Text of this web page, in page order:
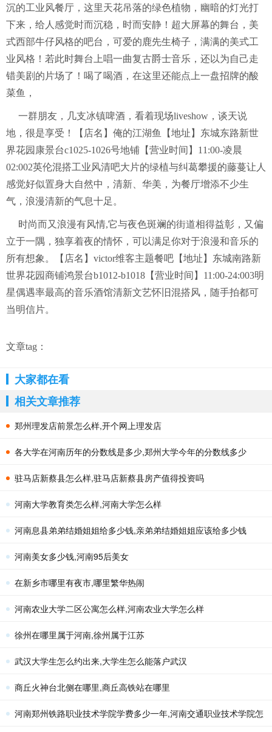
沉的工业风餐厅，这里天花吊落的绿色植物，幽暗的灯光打
下来，给人感觉时而沉稳，时而安静！超大屏幕的舞台，美
式西部牛仔风格的吧台，可爱的鹿先生椅子，满满的美式工
业风格！若此时舞台上唱一曲复古爵士音乐，还以为自己走
错美剧的片场了！喝了喝酒，在这里还能点上一盘招牌的酸
菜鱼，
一群朋友，几支冰镇啤酒，看着现场liveshow，谈天说
地，很是享受！【店名】俺的江湖鱼【地址】东城东路新世
界花园康景台c1025-1026号地铺【营业时间】11:00-凌晨
02:002英伦混搭工业风清吧大片的绿植与纠葛攀援的藤蔓让人
感觉好似置身大自然中，清新、华美，为餐厅增添不少生
气，浪漫清新的气息十足。
时尚而又浪漫有风情,它与夜色斑斓的街道相得益彰，又偏
立于一隅，独享着夜的情怀，可以满足你对于浪漫和音乐的
所有想象。【店名】victor维客主题餐吧【地址】东城南路新
世界花园商铺鸿景台b1012-b1018【营业时间】11:00-24:003明
星偶遇率最高的音乐酒馆清新文艺怀旧混搭风，随手拍都可
当明信片。
文章tag：
大家都在看
相关文章推荐
郑州理发店前景怎么样,开个网上理发店
各大学在河南历年的分数线是多少,郑州大学今年的分数线多少
驻马店新蔡县怎么样,驻马店新蔡县房产值得投资吗
河南大学教育类怎么样,河南大学怎么样
河南息县弟弟结婚姐姐给多少钱,亲弟弟结婚姐姐应该给多少钱
河南美女多少钱,河南95后美女
在新乡市哪里有夜市,哪里繁华热闹
河南农业大学二区公寓怎么样,河南农业大学怎么样
徐州在哪里属于河南,徐州属于江苏
武汉大学生怎么约出来,大学生怎么能落户武汉
商丘火神台北侧在哪里,商丘高铁站在哪里
河南郑州铁路职业技术学院学费多少一年,河南交通职业技术学院怎